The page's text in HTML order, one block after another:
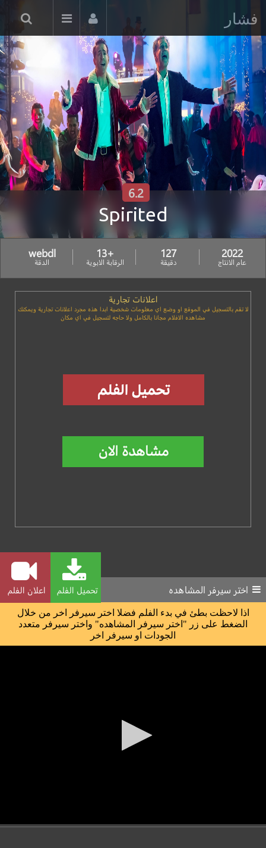
فشار
Spirited
6.2
2022
عام الانتاج
127
دقيقة
+13
الرقابة الابوية
webdl
الدقة
اعلانات تجارية
لا تقم بالتسجيل في الموقع او وضع اي معلومات شخصية ابدا هذه مجرد اعلانات تجارية ويمكنك
مشاهده الافلام مجانا بالكامل ولا حاجه لتسجيل في اي مكان
تحميل الفلم اعلان الفلم اختر سيرفر المشاهده
اذا لاحظت بطئ في بدء الفلم فضلا اختر سيرفر اخر من خلال
الضغط على زر "اختر سيرفر المشاهده" واختر سيرفر متعدد
الجودات او سيرفر اخر